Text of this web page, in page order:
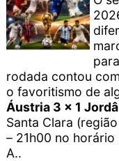
rodada contou
o favoritismo de
Áustria 3 x 1
Santa Clara
– 21h00 no horário
A..